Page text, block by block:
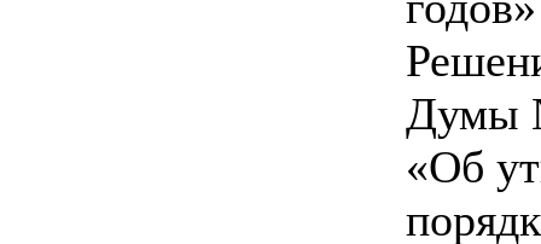
Думы
«Об